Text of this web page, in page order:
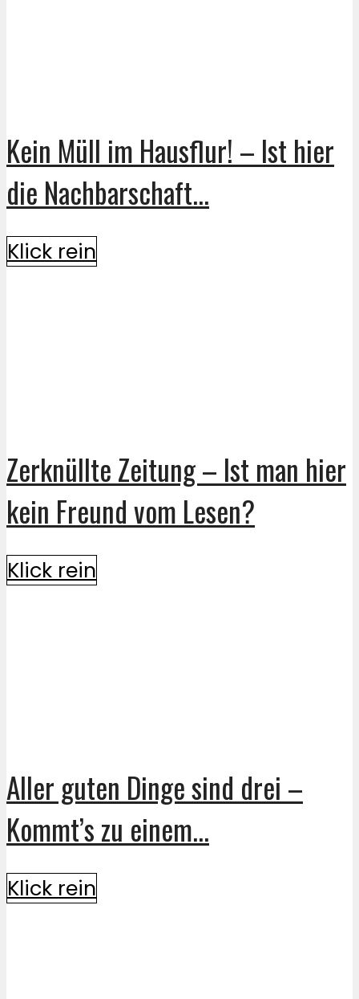
Kein Müll im Hausflur! – Ist hier
die Nachbarschaft...
Klick rein
Zerknüllte Zeitung – Ist man hier
kein Freund vom Lesen?
Klick rein
Aller guten Dinge sind drei –
Kommt’s zu einem...
Klick rein